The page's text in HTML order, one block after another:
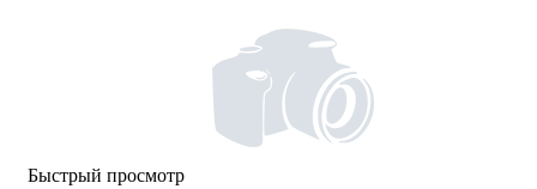
Быстрый просмотр